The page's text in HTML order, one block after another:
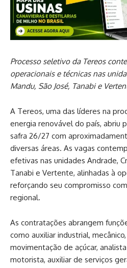
Processo seletivo da Tereos
operacionais e técnicas nas
Mandu, São José, Tanabi e
A Tereos, uma das líderes na
energia renovável do país, abriu
safra 26/27 com
diversas áreas. As vagas
efetivas nas unidades Andrade,
Tanabi e Vertente, alinhadas à
reforçando seu compromisso
regional.
As contratações abrangem
como auxiliar industrial,
movimentação de açúcar,
motorista, auxiliar de serviços